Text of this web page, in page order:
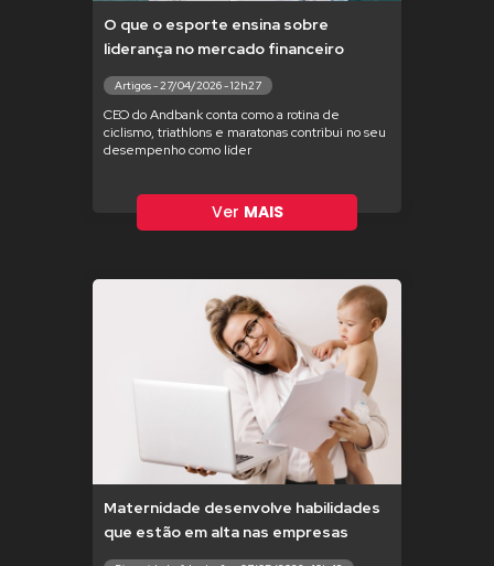
O que o esporte ensina sobre
liderança no mercado financeiro
Artigos - 27/04/2026 - 12h27
CEO do Andbank conta como a rotina de
ciclismo, triathlons e maratonas contribui no seu
desempenho como líder
Ver MAIS
Maternidade desenvolve habilidades
que estão em alta nas empresas